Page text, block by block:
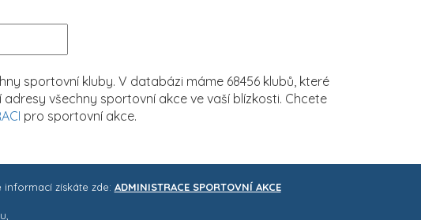
sportovní kluby. V databázi máme 68456 klubů, které
všechny sportovní akce ve vaší blízkosti. Chcete
pro sportovní akce.
informací získáte zde: ADMINISTRACE SPORTOVNÍ AKCE